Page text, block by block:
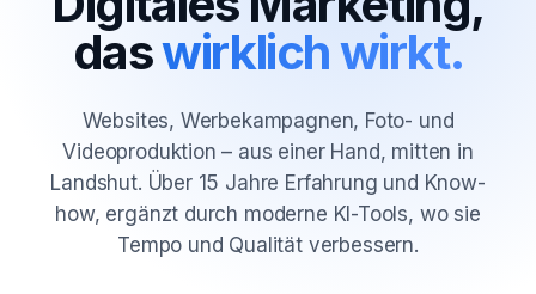
daswirklich wirkt.
Websites, Werbekampagnen, Foto- und
Videoproduktion – aus einer Hand, mitten in
Landshut. Über 15 Jahre Erfahrung und Know-
how, ergänzt durch moderne KI-Tools, wo sie
Tempo und Qualität verbessern.